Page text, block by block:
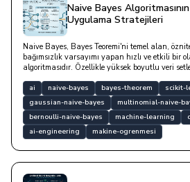
Naive Bayes
Uygulama Stratejileri
Naive Bayes, Bayes Teoremi'ni temel alan,
bağımsızlık varsayımı yapan hızlı ve etkili bir
algoritmasıdır. Özellikle yüksek boyutlu veri
problemlerde güçlü bir temel sağlar.
ai naive-bayes bayes-theorem
scikit-
gaussian-naive-bayes
multinomial-naive-
bernoulli-naive-bayes
machine-learning
ai-engineering
makine-ogrenmesi